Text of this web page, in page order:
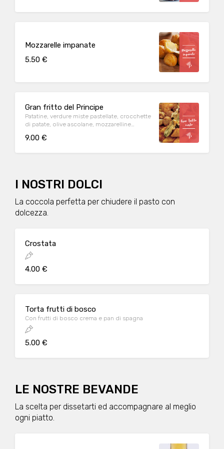
Mozzarelle impanate
5.50 €
Gran fritto del Principe
Patatine, verdure miste pastellate, crocchette
di patate, olive ascolane, mozzarelline
9.00 €
I NOSTRI DOLCI
La coccola perfetta per chiudere il pasto con
dolcezza.
Crostata
4.00 €
Torta frutti di bosco
Con frutti di bosco crema e pan di spagna
5.00 €
LE NOSTRE BEVANDE
La scelta per dissetarti ed accompagnare al meglio
ogni piatto.